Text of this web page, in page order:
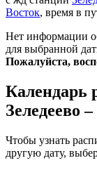
Восток, время в
Нет информации
для выбранной
Пожалуйста,
Календарь
Зеледеево
Чтобы узнать
другую дату,